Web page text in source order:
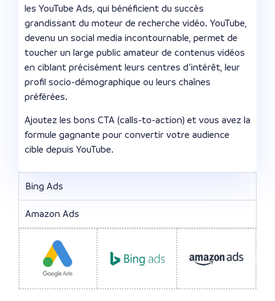
les YouTube Ads, qui bénéficient du succès
grandissant du moteur de recherche vidéo. YouTube,
devenu un social media incontournable, permet de
toucher un large public amateur de contenus vidéos
en ciblant précisément leurs centres d’intérêt, leur
profil socio-démographique ou leurs chaînes
préférées.
Ajoutez les bons CTA (calls-to-action) et vous avez la
formule gagnante pour convertir votre audience
cible depuis YouTube.
Bing Ads
Amazon Ads